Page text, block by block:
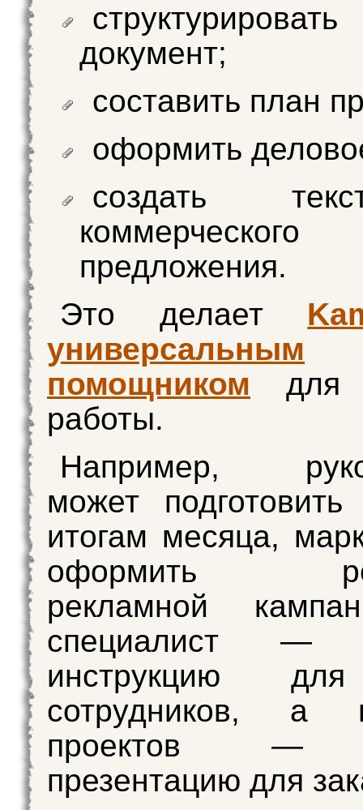
документ;
составить план
оформить
создать
коммерческого
предложения.
Это делает
универсальным
помощником
для
работы.
Например,
может
итогам месяца,
оформить
рекламной
специалист —
инструкцию
сотрудников, а
проектов —
презентацию для